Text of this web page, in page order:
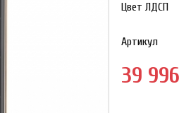
Цвет ЛДСП
Артикул
39